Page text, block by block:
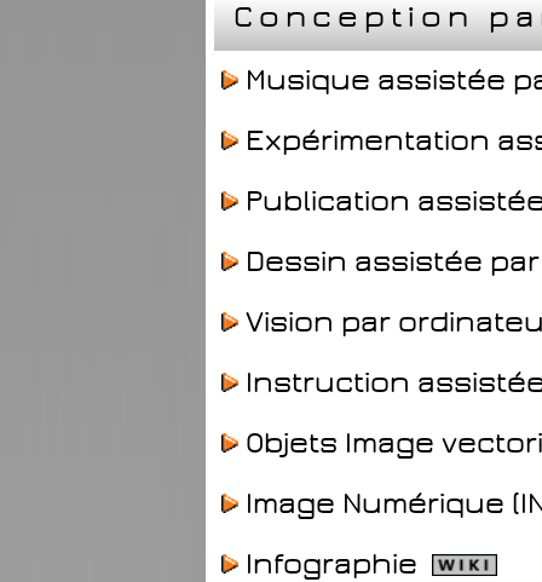
Conception
Musique assistée
Expérimentation
Publication
Dessin assistée
Vision par
Instruction
Objets Image
Image Numérique
Infographie